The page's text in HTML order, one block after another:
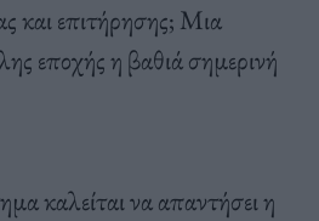
και επιτήρησης; Μια
εποχής η βαθιά σημερινή
καλείται να απαντήσει η